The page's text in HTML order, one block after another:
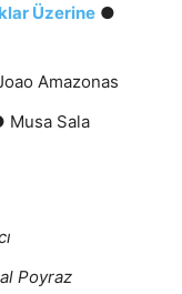
Üzerine ●
Amazonas
Musa Sala
Poyraz